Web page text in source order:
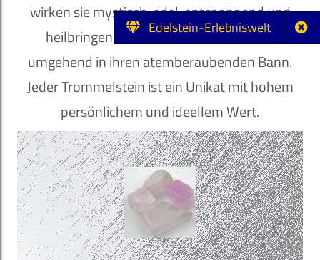
Edelstein-Erlebniswelt
wirken sie mystisch, edel, entspannend und
heilbringend und ziehen ihren Besitzer
umgehend in ihren atemberaubenden Bann.
Jeder Trommelstein ist ein Unikat mit hohem
persönlichem und ideellem Wert.